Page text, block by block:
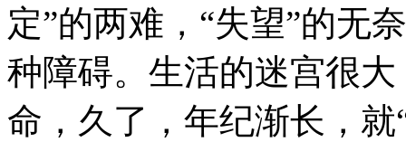
定”的两难，“失望”的
种障碍。生活的迷宫很
命，久了，年纪渐长，